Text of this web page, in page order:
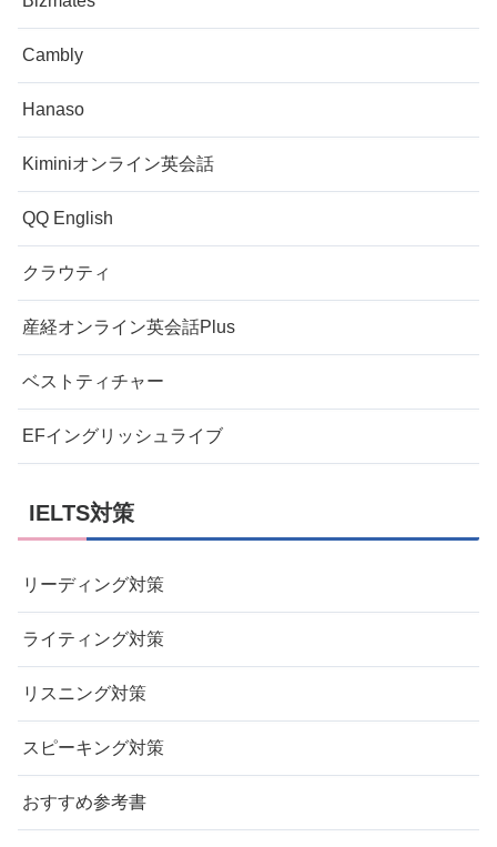
Cambly
Hanaso
Kiminiオンライン英会話
QQ English
クラウティ
産経オンライン英会話Plus
ベストティチャー
EFイングリッシュライブ
IELTS対策
リーディング対策
ライティング対策
リスニング対策
スピーキング対策
おすすめ参考書